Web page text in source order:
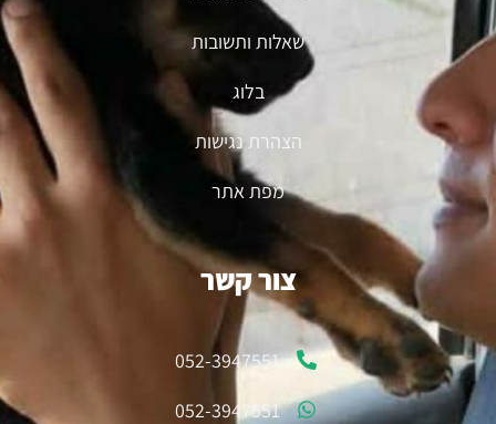
צור קשר
052-3947551
052-3947551
שאלות ותשובות
בלוג
הצהרת נגישות
מפת אתר